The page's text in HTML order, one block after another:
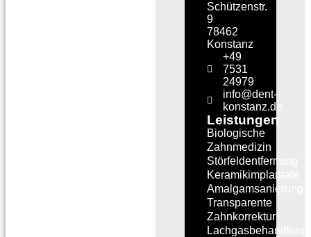
Schützenstr.
9
78462
Konstanz
+49
7531
24979
info@dent-
konstanz.de
Leistungen
Biologische
Zahnmedizin
Störfeldentfernung
Keramikimplantate
Amalgamsanierung
Transparente
Zahnkorrektur
Lachgasbehandlung